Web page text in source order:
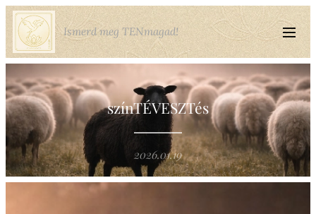
Ismerd meg TENmagad!
színTÉVESZTés
2026.01.19